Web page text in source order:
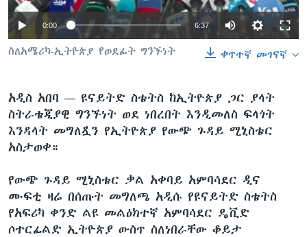
ቋንቋዎች
0:00 6:37
ቀጥተኛ መገናኛ
ስለአሜሪካ-ኢትዮጵያ የወደፊት ግንኙነት
አዲስ አበባ — ዩናይትድ ስቴትስ ከኢትዮጵያ ጋር ያላት
ስትራቴጂያዊ ግንኙነት ወደ ነበረበት እንዲመለስ ፍላጎት
እንዳላት መግለጿን የኢትዮጵያ የውጭ ጉዳይ ሚኒስቴር
አስታወቀ።
የውጭ ጉዳይ ሚኒስቴር ቃል አቀባይ አምባሳደር ዲና
ሙፍቲ ዛሬ በሰጡት መግለጫ አዲሱ የዩናይትድ ስቴትስ
የአፍሪካ ቀንድ ልዩ መልዕክተኛ አምባሳደር ዴቪድ
ሶተርፊልድ ኢትዮጵያ ውስጥ ስለነበራቸው ቆይታ